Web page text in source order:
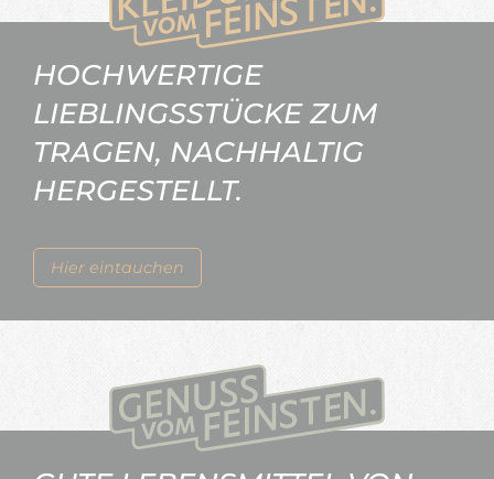
Hier eintauchen
HOCHWERTIGE
LIEBLINGSSTÜCKE ZUM
TRAGEN, NACHHALTIG
HERGESTELLT.